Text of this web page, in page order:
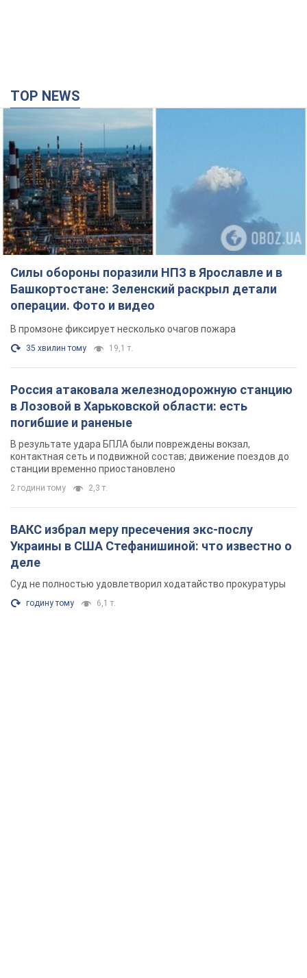
TOP NEWS
Силы обороны поразили НПЗ в Ярославле и в
Башкортостане: Зеленский раскрыл детали
операции. Фото и видео
В промзоне фиксирует несколько очагов пожара
35 хвилин тому 19,1 т.
Россия атаковала железнодорожную станцию
в Лозовой в Харьковской области: есть
погибшие и раненые
В результате удара БПЛА были повреждены вокзал,
контактная сеть и подвижной состав; движение поездов до
станции временно приостановлено
2 години тому 2,3 т.
ВАКС избрал меру пресечения экс-послу
Украины в США Стефанишиной: что известно о
деле
Суд не полностью удовлетворил ходатайство прокуратуры
годину тому 6,1 т.